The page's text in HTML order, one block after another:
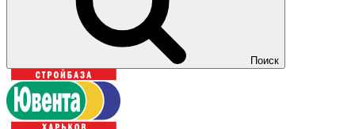
Поиск